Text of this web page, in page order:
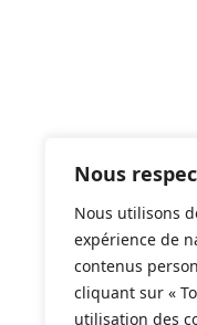
Nous
Nous utilisons
expérience de
contenus
cliquant sur «
utilisation des